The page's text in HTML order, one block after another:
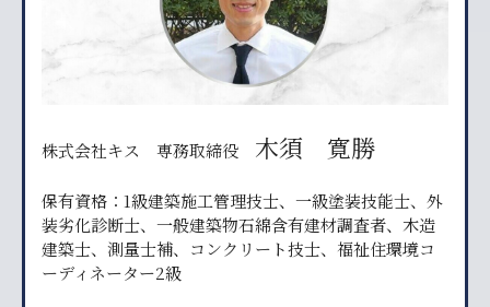
株式会社キス 専務取締役 木須 寛勝
保有資格：1級建築施工管理技士、一級塗装技能士、外
装劣化診断士、一般建築物石綿含有建材調査者、木造
建築士、測量士補、コンクリート技士、福祉住環境コ
ーディネーター2級